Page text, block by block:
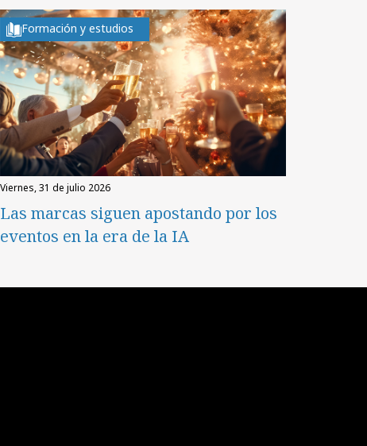
Formación y estudios
viernes, 31 de julio 2026
Las marcas siguen apostando por los
eventos en la era de la IA